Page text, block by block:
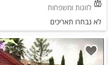
לזוגות ומשפחות
לא נבחרו תאריכים